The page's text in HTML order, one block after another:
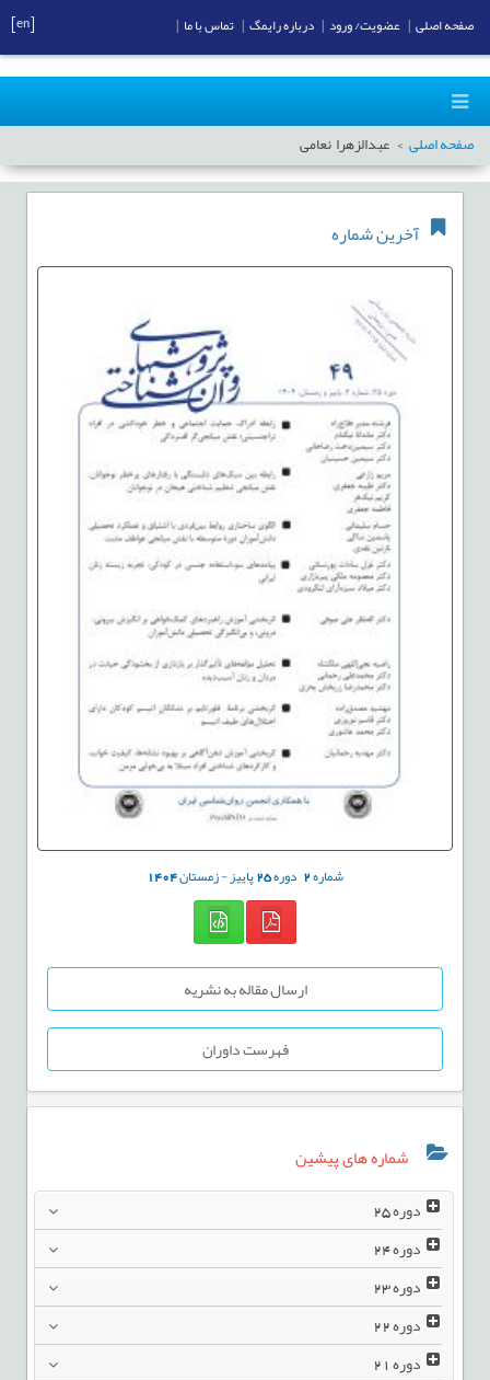
صفحه اصلی عبدالزهرا نعامی
آخرین شماره
شماره2 دوره25پاییز - زمستان1404
ارسال مقاله به نشریه
فهرست داوران
شماره های پیشین
دوره25
دوره24
دوره23
دوره22
دوره21
صفحه اصلی عضویت/ ورود درباره رایمگ تماس با ما